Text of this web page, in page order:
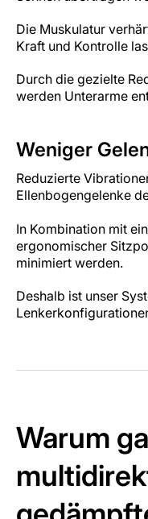
Die Muskulatur
Kraft und Kontrolle
Durch die gezielte
werden Unterarme
Weniger
Reduzierte
Ellenbogengelenke
In Kombination mit
ergonomischer
minimiert werden.
Deshalb ist unser
Warum